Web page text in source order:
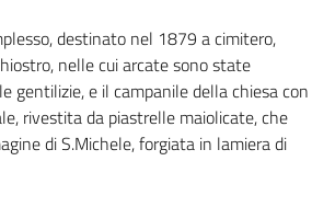
destinato nel 1879 a cimitero,
nelle cui arcate sono state
gentilizie, e il campanile della chiesa con
rivestita da piastrelle maiolicate, che
di S.Michele, forgiata in lamiera di